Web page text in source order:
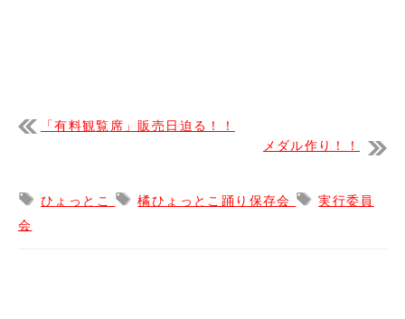
「有料観覧席」販売日迫る！！
メダル作り！！
ひょっとこ 橘ひょっとこ踊り保存会
実行委員
会